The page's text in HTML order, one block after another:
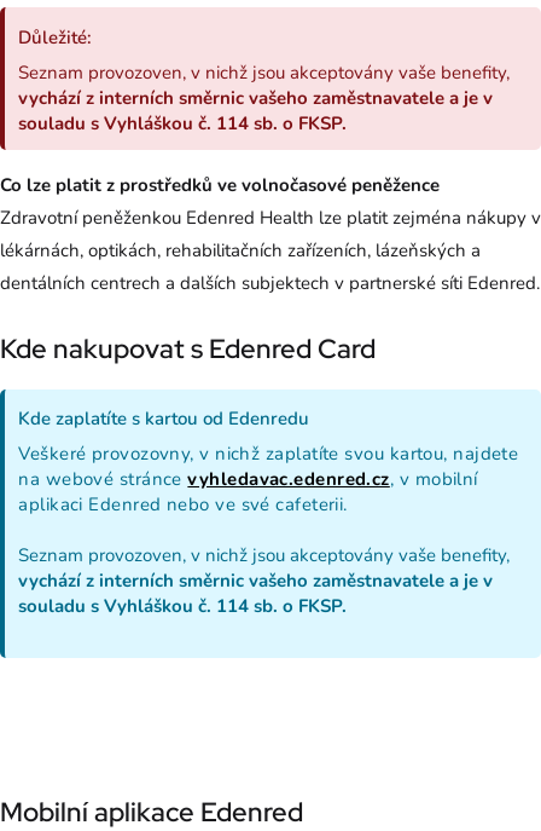
Důležité:
Seznam provozoven, v nichž jsou akceptovány vaše benefity,
vychází z interních směrnic vašeho zaměstnavatele a je v
souladu s Vyhláškou č. 114 sb. o FKSP.
Co lze platit z prostředků ve volnočasové peněžence
Zdravotní peněženkou Edenred Health lze platit zejména nákupy v
lékárnách, optikách, rehabilitačních zařízeních, lázeňských a
dentálních centrech a dalších subjektech v partnerské síti Edenred.
Kde nakupovat s Edenred Card
Kde zaplatíte s kartou od Edenredu
Veškeré provozovny, v nichž zaplatíte svou kartou, najdete
na webové stráncevyhledavac.edenred.cz, v mobilní
aplikaci Edenred nebove své cafeterii.
Seznam provozoven, v nichž jsou akceptovány vaše benefity,
vychází z interních směrnic vašeho zaměstnavatele a je v
souladu s Vyhláškou č. 114 sb. o FKSP.
Mobilní aplikace Edenred